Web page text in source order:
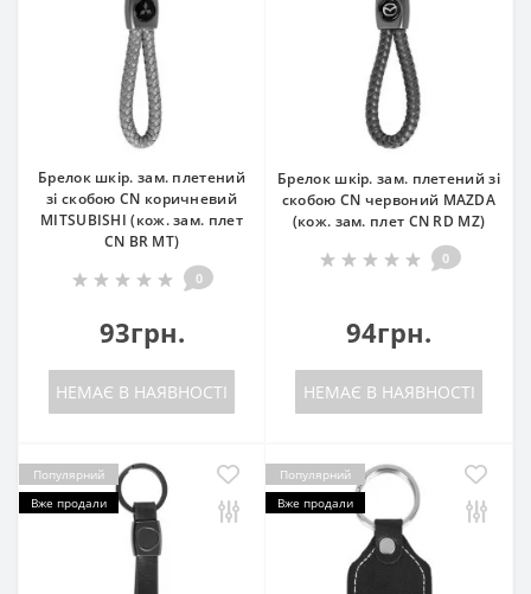
Брелок шкір. зам. плетений
зі скобою CN коричневий
MITSUBISHI (кож. зам. плет
CN BR MT)
0
93грн.
НЕМАЄ В НАЯВНОСТІ
Брелок шкір. зам. плетений зі
скобою CN червоний MAZDA
(кож. зам. плет CN RD MZ)
0
94грн.
НЕМАЄ В НАЯВНОСТІ
Популярний
Вже продали
Популярний
Вже продали